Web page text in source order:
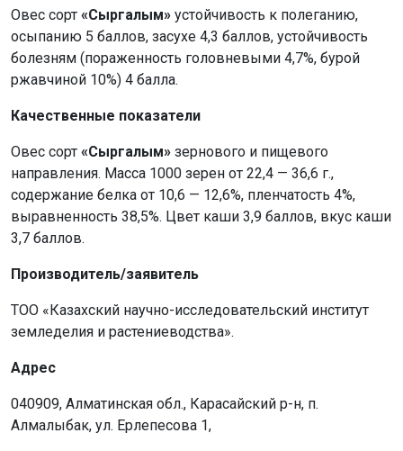
Овес сорт «Сыргалым» устойчивость к полеганию,
осыпанию 5 баллов, засухе 4,3 баллов, устойчивость
болезням (пораженность головневыми 4,7%, бурой
ржавчиной 10%) 4 балла.
Качественные показатели
Овес сорт «Сыргалым» зернового и пищевого
направления. Масса 1000 зерен от 22,4 — 36,6 г.,
содержание белка от 10,6 — 12,6%, пленчатость 4%,
выравненность 38,5%. Цвет каши 3,9 баллов, вкус каши
3,7 баллов.
Производитель/заявитель
ТОО «Казахский научно-исследовательский институт
земледелия и растениеводства».
Адрес
040909, Алматинская обл., Карасайский р-н, п.
Алмалыбак, ул. Ерлепесова 1,